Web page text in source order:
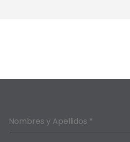
Nombres y Apellidos *